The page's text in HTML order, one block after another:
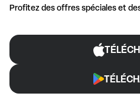
Profitez des offres spéciales et